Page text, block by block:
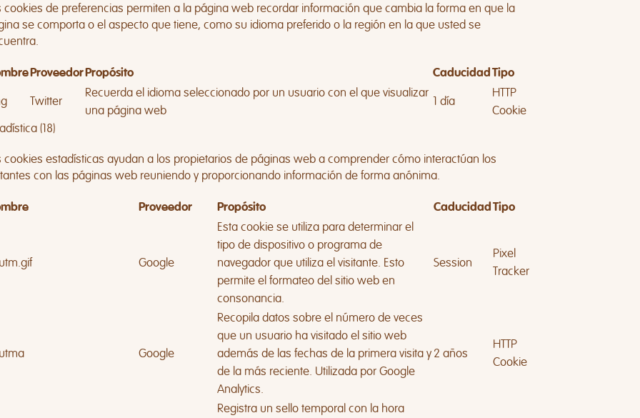
cookies de preferencias permiten a la página web recordar información que cambia la forma en que la
se comporta o el aspecto que tiene, como su idioma preferido o la región en la que usted se
ProveedorPropósito Caducidad Tipo
Twitter
Recuerda el idioma seleccionado por un usuario con el que visualizar
una página web
1 día
HTTP
Cookie
(18)
cookies estadísticas ayudan a los propietarios de páginas web a comprender cómo interactúan los
con las páginas web reuniendo y proporcionando información de forma anónima.
Proveedor Propósito Caducidad Tipo
Google
Esta cookie se utiliza para determinar el
tipo de dispositivo o programa de
navegador que utiliza el visitante. Esto
permite el formateo del sitio web en
consonancia.
Session
Pixel
Tracker
Google
Recopila datos sobre el número de veces
que un usuario ha visitado el sitio web
además de las fechas de la primera visita y
de la más reciente. Utilizada por Google
Analytics.
2 años
HTTP
Cookie
Registra un sello temporal con la hora